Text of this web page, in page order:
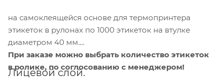
на самоклеящейся основе для термопринтера
этикеток в рулонах по 1000 этикеток на втулке
диаметром 40 мм.
При заказе можно выбрать количество этикеток
в ролике, по соглосованию с менеджером!
Лицевой слой.